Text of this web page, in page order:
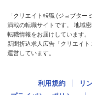
「クリエイト転職 (ジョブタ
満載の転職サイトです。 地域
転職情報をお届けしています。
新聞折込求人広告「クリエイ
運営しています。
利用規約 リ